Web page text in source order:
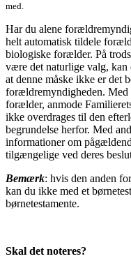
med.
Har du alene
helt automatisk tildele
biologiske forælder. På
være det naturlige valg, kan
at denne måske ikke er det
forældremyndigheden. Med
forælder, anmode
ikke overdrages til den
begrundelse herfor. Med
informationer om
tilgængelige ved deres
Bemærk: hvis den anden
kan du ikke med et
børnetestamente.
Skal det noteres?